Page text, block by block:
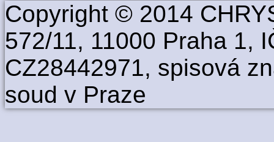
Copyright © 2014
572/11, 11000 Praha 1,
CZ28442971, spisová
soud v Praze